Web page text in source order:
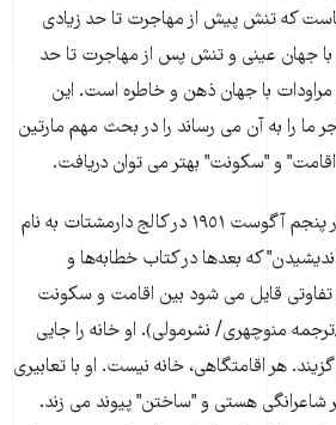
که تنش پیش از مهاجرت تا حد زیادى
جهان عینى و تنش پس از مهاجرت تا حد
با جهان ذهن و خاطره است. این
ما را به آن مى رساند را در بحث مهم مارتین
و "سکونت" بهتر مى توان دریافت.
هایدگر در سخنرانی مهمى در پنجم آگوست ١٩٥١ در کالج دارمشتات به نام
که بعدها در کتاب خطابه‌ها و
قایل مى شود بین اقامت و سکونت
منوچهرى/ نشرمولى). او خانه را جایى
هر اقامتگاهى، خانه نیست. او با تعابیرى
هستى و "ساختن" پیوند مى زند.